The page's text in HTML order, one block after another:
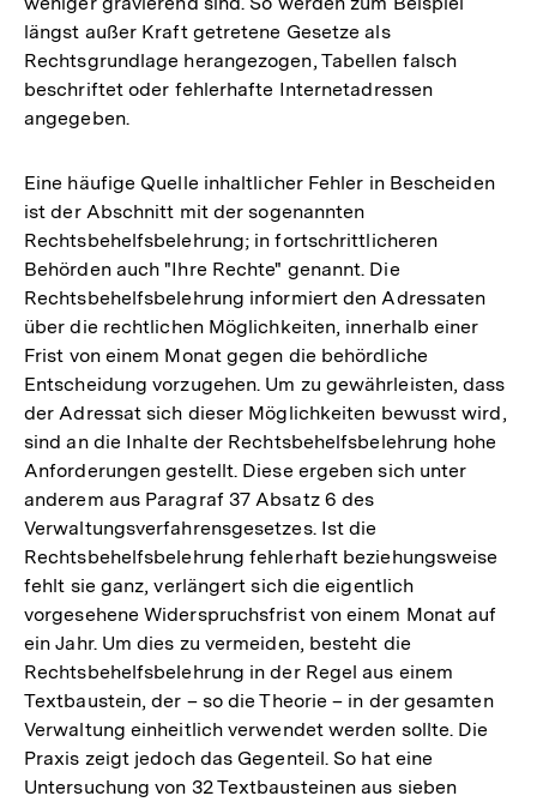
Fußnote
längst außer Kraft getretene Gesetze als
Rechtsgrundlage herangezogen, Tabellen falsch
beschriftet oder fehlerhafte Internetadressen
angegeben.
Eine häufige Quelle inhaltlicher Fehler in Bescheiden
ist der Abschnitt mit der sogenannten
Rechtsbehelfsbelehrung; in fortschrittlicheren
Behörden auch "Ihre Rechte" genannt. Die
Rechtsbehelfsbelehrung informiert den Adressaten
über die rechtlichen Möglichkeiten, innerhalb einer
Frist von einem Monat gegen die behördliche
Entscheidung vorzugehen. Um zu gewährleisten, dass
der Adressat sich dieser Möglichkeiten bewusst wird,
sind an die Inhalte der Rechtsbehelfsbelehrung hohe
Anforderungen gestellt. Diese ergeben sich unter
anderem aus Paragraf 37 Absatz 6 des
Verwaltungsverfahrensgesetzes. Ist die
Rechtsbehelfsbelehrung fehlerhaft beziehungsweise
fehlt sie ganz, verlängert sich die eigentlich
vorgesehene Widerspruchsfrist von einem Monat auf
ein Jahr. Um dies zu vermeiden, besteht die
Rechtsbehelfsbelehrung in der Regel aus einem
Textbaustein, der – so die Theorie – in der gesamten
Verwaltung einheitlich verwendet werden sollte. Die
Praxis zeigt jedoch das Gegenteil. So hat eine
Untersuchung von 32 Textbausteinen aus sieben